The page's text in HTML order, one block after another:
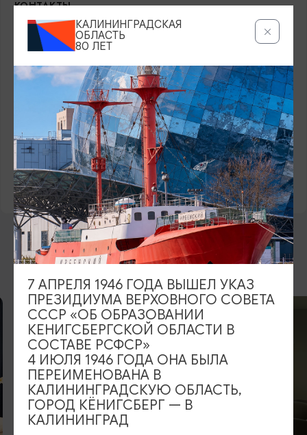
КОНТАКТЫ
+7 (4012) 69-26-00info@crystalhousehotel.ru
САЙТ
Официальный сайтВКонтакте
ЕДИНЫЙ РЕЕСТР
С392024016156
РЕСТОРАН БАССЕЙН SPA
ФИТНЕС
КОНФЕРЕНЦ-ЗАЛ
МОЖНО С ЖИВОТНЫМИ В ЦЕНТРЕ
КАЛИНИНГРАДСКАЯ
ОБЛАСТЬ
80 ЛЕТ
7 АПРЕЛЯ 1946 ГОДА ВЫШЕЛ УКАЗ
ПРЕЗИДИУМА ВЕРХОВНОГО СОВЕТА
СССР «ОБ ОБРАЗОВАНИИ
КЕНИГСБЕРГСКОЙ ОБЛАСТИ В
СОСТАВЕ РСФСР»
4 ИЮЛЯ 1946 ГОДА ОНА БЫЛА
ПЕРЕИМЕНОВАНА В
КАЛИНИНГРАДСКУЮ ОБЛАСТЬ,
ГОРОД КЁНИГСБЕРГ — В
КАЛИНИНГРАД